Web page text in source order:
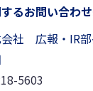
るお問い合わせ
会社 広報・IR
5603